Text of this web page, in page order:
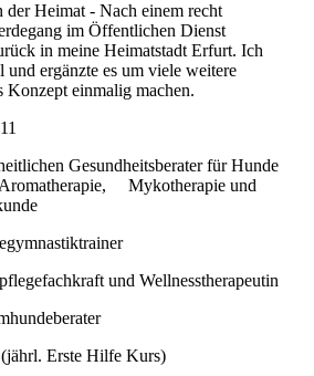
Heimat - Nach einem recht
im Öffentlichen Dienst
in meine Heimatstadt Erfurt. Ich
und ergänzte es um viele weitere
Konzept einmalig machen.
Gesundheitsberater für Hunde
Mykotherapie und
und Wellnesstherapeutin
Erste Hilfe Kurs)